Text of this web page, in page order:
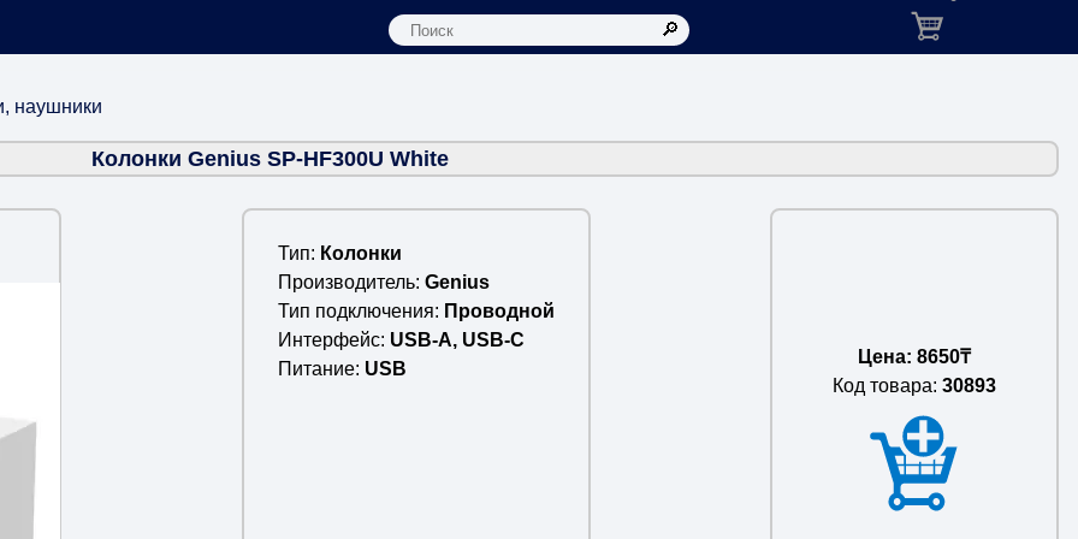
Корзина: товаров в
наушники
Колонки Genius SP-HF300U White
Тип
Колонки
Производитель Genius
Тип подключения
Проводной
Интерфейс USB-A, USB-C
Питание USB
Цена: 8650₸
Код товара: 30893